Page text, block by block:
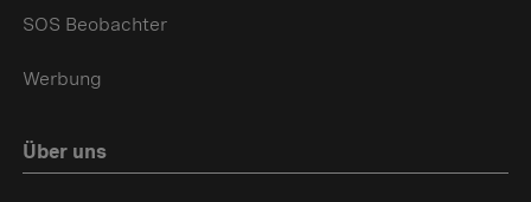
SOS Beobachter
Werbung
Über uns